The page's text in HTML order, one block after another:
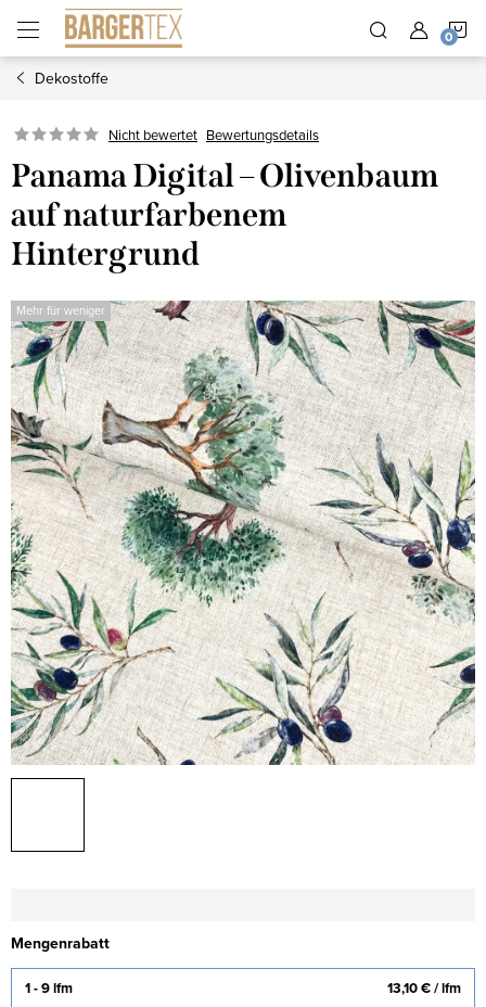
Inhalt
springen
Dekostoffe
Nicht bewertet Bewertungsdetails
Panama Digital – Olivenbaum
auf naturfarbenem
Hintergrund
Mehr für weniger
Mengenrabatt
1 - 9 lfm 13,10 €/ lfm